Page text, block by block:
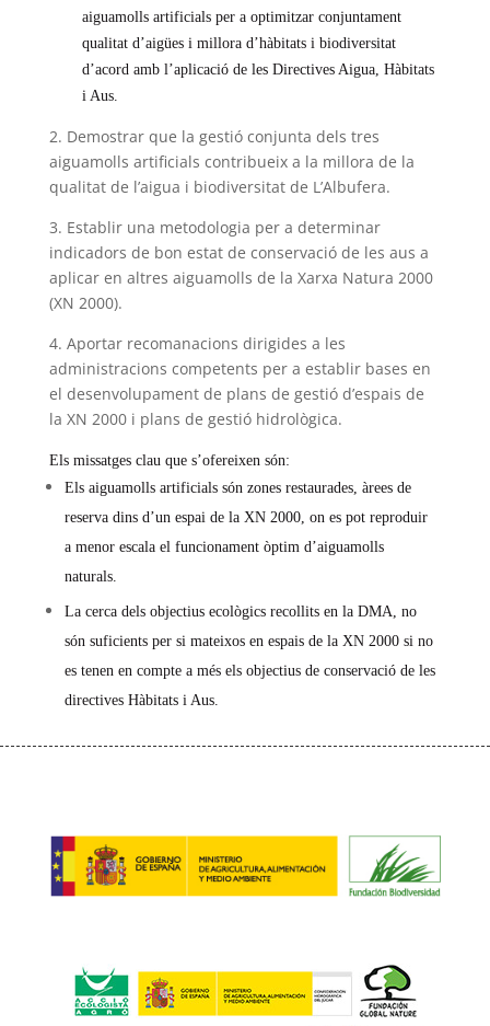
aiguamolls artificials per a optimitzar conjuntament
qualitat d’aigües i millora d’hàbitats i biodiversitat
d’acord amb l’aplicació de les Directives Aigua, Hàbitats
i Aus.
2. Demostrar que la gestió conjunta dels tres
aiguamolls artificials contribueix a la millora de la
qualitat de l’aigua i biodiversitat de L’Albufera.
3. Establir una metodologia per a determinar
indicadors de bon estat de conservació de les aus a
aplicar en altres aiguamolls de la Xarxa Natura 2000
(XN 2000).
4. Aportar recomanacions dirigides a les
administracions competents per a establir bases en
el desenvolupament de plans de gestió d’espais de
la XN 2000 i plans de gestió hidrològica.
Els missatges clau que s’ofereixen són:
Els aiguamolls artificials són zones restaurades, àrees de
reserva dins d’un espai de la XN 2000, on es pot reproduir
a menor escala el funcionament òptim d’aiguamolls
naturals.
La cerca dels objectius ecològics recollits en la DMA, no
són suficients per si mateixos en espais de la XN 2000 si no
es tenen en compte a més els objectius de conservació de les
directives Hàbitats i Aus.